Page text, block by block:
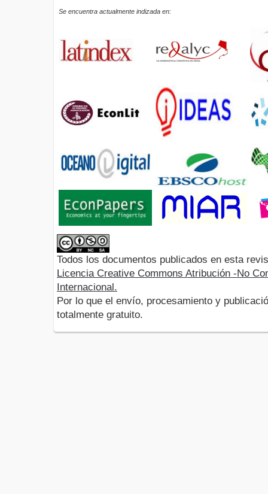
Se encuentra actualmente indizada en:
Todos los documentos publicados en esta
Licencia Creative Commons Atribución -No
Internacional.
Por lo que el envío, procesamiento y
totalmente gratuito.